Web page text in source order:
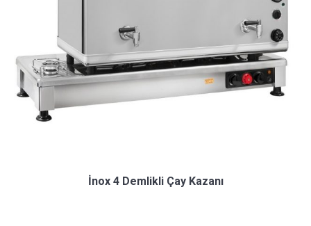
İnox 4 Demlikli Çay Kazanı